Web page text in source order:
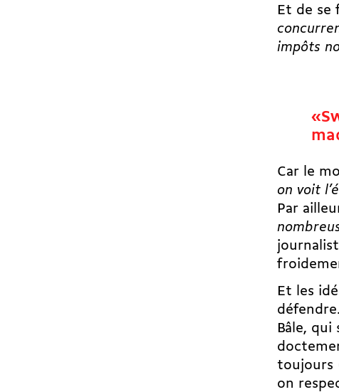
Et de se
impôts
Car le
on voit
Par
Et les
Bâle,
toujours
on